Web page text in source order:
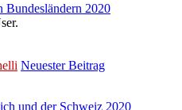
Bundesländern 2020
Neuester Beitrag
und der Schweiz 2020